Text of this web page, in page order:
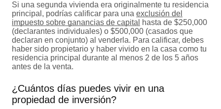
Si una segunda vivienda era originalmente tu residencia
principal, podrías calificar para una exclusión del
impuesto sobre ganancias de capital hasta de $250,000
(declarantes individuales) o $500,000 (casados que
declaran en conjunto) al venderla. Para calificar, debes
haber sido propietario y haber vivido en la casa como tu
residencia principal durante al menos 2 de los 5 años
antes de la venta.
¿Cuántos días puedes vivir en una
propiedad de inversión?